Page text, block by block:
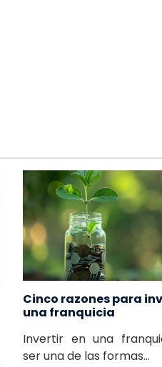
Cinco razones para
una franquicia
Invertir en una
ser una de las formas...